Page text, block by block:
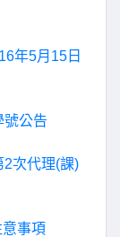
年5月15日
號公告
2次代理(課)
事項